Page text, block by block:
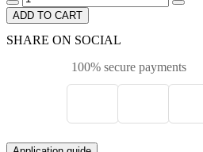
ADD TO CART
SHARE ON SOCIAL
100% secure payments